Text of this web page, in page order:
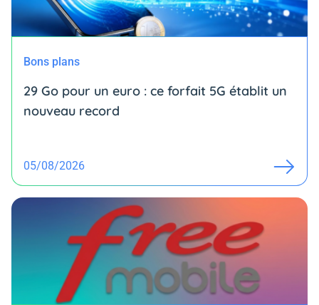
Bons plans
29 Go pour un euro : ce forfait 5G établit un
nouveau record
05/08/2026